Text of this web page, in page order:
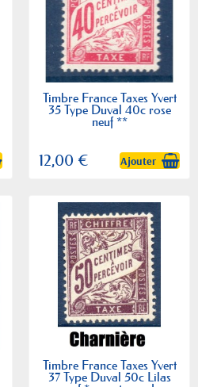
Timbre France Taxes Yvert
35 Type Duval 40c rose
neuf **
12,00 € Ajouter
Timbre France Taxes Yvert
37 Type Duval 50c Lilas